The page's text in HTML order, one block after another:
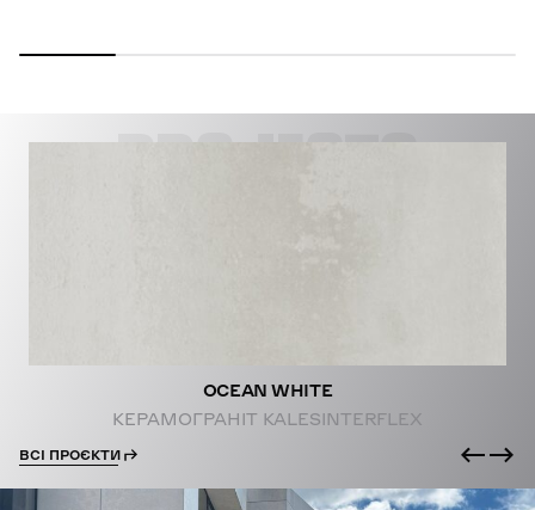
PROJECTS
OCEAN WHITE
КЕРАМОГРАНІТ KALESINTERFLEX
ВСІ ПРОЄКТИ